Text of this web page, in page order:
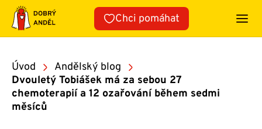
Přeskočit
obsah
Chci pomáhat
Úvod
Andělský blog
Dvouletý Tobiášek má za sebou 27
chemoterapií a 12 ozařování během sedmi
měsíců